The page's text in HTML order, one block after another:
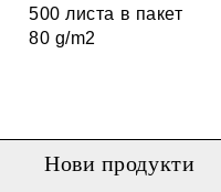
500 листа в пакет
80 g/m2
Нови продукти